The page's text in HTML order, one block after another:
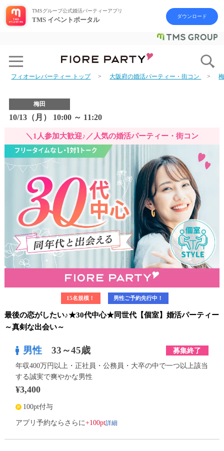
TMSグループ公式婚活パーティーアプリ
TMS イベントポータル ダウンロード
フィオーレパーティー トップ 大阪府の婚活パーティー・街コン
梅田
10/13（月） 10:00 ～ 11:20
＼1人参加大歓迎♪／人気の婚活パーティー・街コン
15名規模！ 男性ご予約先行中！
最後の恋がしたい♪★30代中心★同世代【個室】婚活パーティー
～真剣な出会い～
男性 33～45歳 募集終了
年収400万円以上・正社員・公務員・大卒の中で一つ以上該当
する誠実で爽やかな男性
¥3,400
100pt付与
アプリ予約ならさらに+100pt詳細